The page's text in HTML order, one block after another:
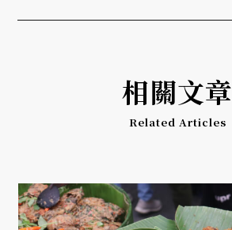
相關文章
Related Articles